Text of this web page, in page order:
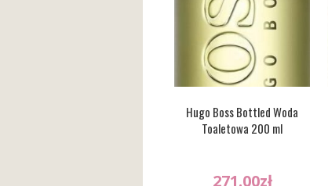
Hugo Boss Bottled Woda
Toaletowa 200 ml
271.00zł